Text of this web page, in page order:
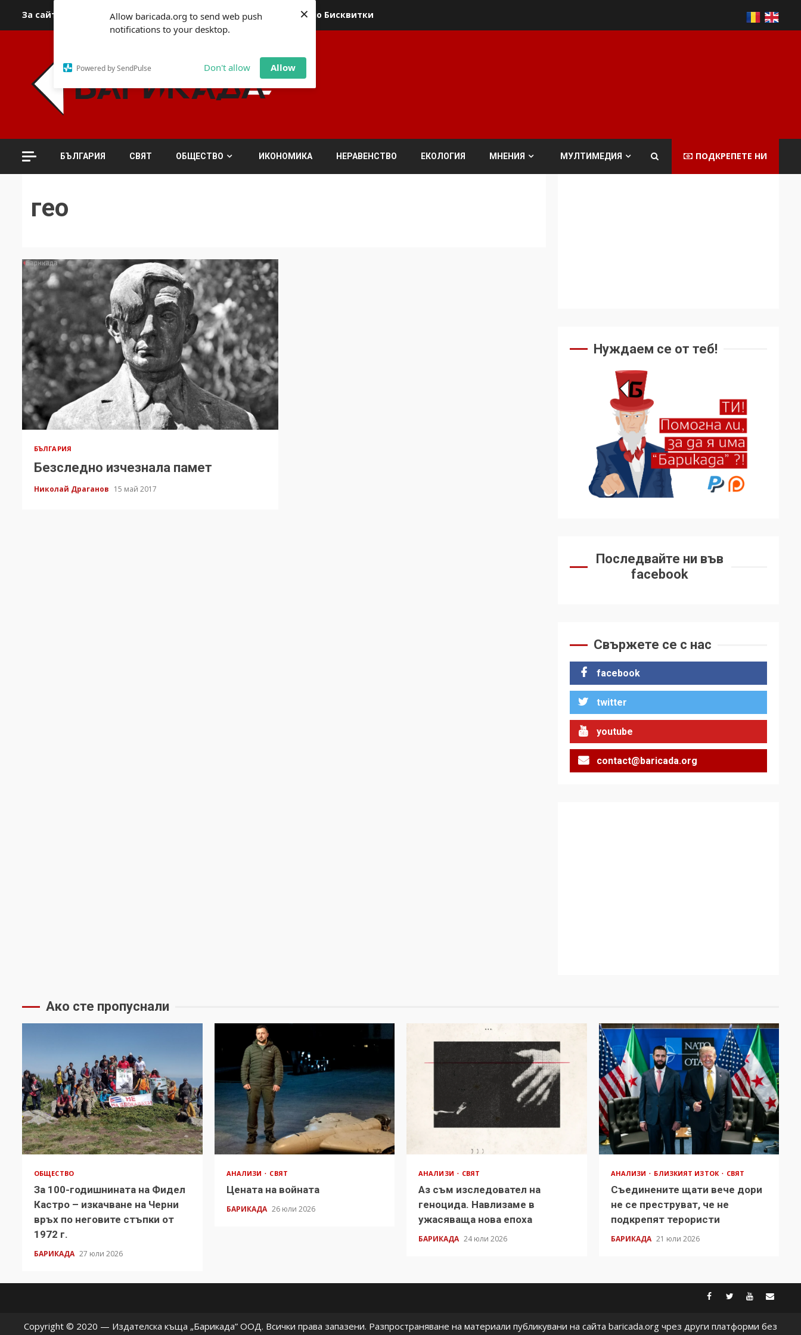
Allow baricada.org to send web push
notifications to your desktop.
Powered by SendPulse Don't allow Allow
×
За сайта За контакти За реклама Политика относно Бисквитки
БЪЛГАРИЯ СВЯТ ОБЩЕСТВО ИКОНОМИКА НЕРАВЕНСТВО ЕКОЛОГИЯ МНЕНИЯ МУЛТИМЕДИЯ ПОДКРЕПЕТЕ НИ
гео
БЪЛГАРИЯ
Безследно изчезнала памет
Николай Драганов 15 май 2017
Нуждаем се от теб!
Последвайте ни във
facebook
Свържете се с нас
facebook
twitter
youtube
contact@baricada.org
Ако сте пропуснали
ОБЩЕСТВО
За 100-годишнината на Фидел
Кастро – изкачване на Черни
връх по неговите стъпки от
1972 г.
БАРИКАДА 27 юли 2026
АНАЛИЗИ СВЯТ
Цената на войната
БАРИКАДА 26 юли 2026
АНАЛИЗИ СВЯТ
Аз съм изследовател на
геноцида. Навлизаме в
ужасяваща нова епоха
БАРИКАДА 24 юли 2026
АНАЛИЗИ БЛИЗКИЯТ ИЗТОК СВЯТ
Съединените щати вече дори
не се преструват, че не
подкрепят терористи
БАРИКАДА 21 юли 2026
facebook
twitter
Copyright © 2020 — Издателска къща „Барикада” ООД. Всички права запазени. Разпространяване на материали публикувани на сайта baricada.org чрез други платформи без